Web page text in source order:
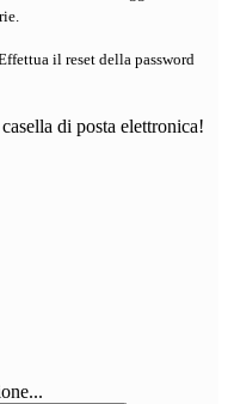
il reset della password
di posta elettronica!